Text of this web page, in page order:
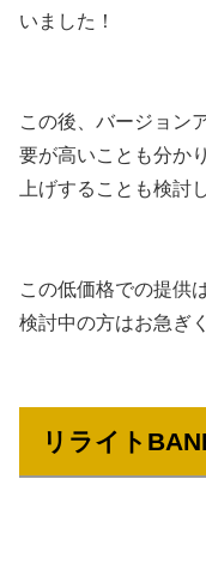
いました！
この後、バージョン
要が高いことも分か
上げすることも検討
この低価格での提供
検討中の方はお急ぎ
リライト